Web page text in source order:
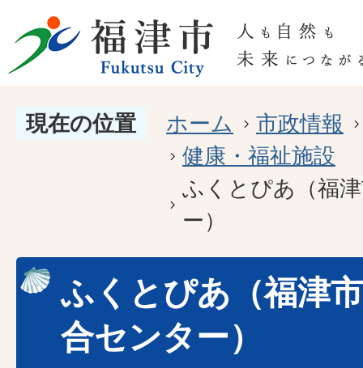
現在の位置 ホーム
市政情報
健康・福祉施設
ふくとぴあ（福
ー）
ふくとぴあ（福津
合センター）